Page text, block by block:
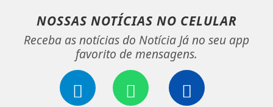
NOSSAS NOTÍCIAS NO CELULAR
Receba as notícias do Notícia Já no seu app
favorito de mensagens.